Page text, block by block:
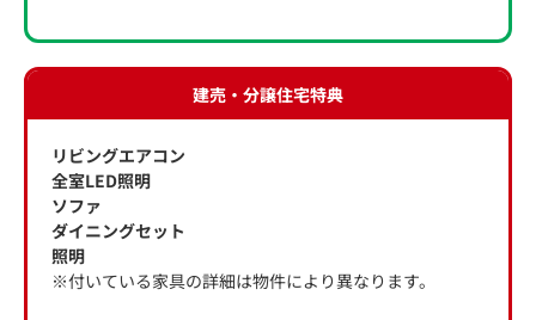
建売・分譲住宅特典
リビングエアコン
全室LED照明
ソファ
ダイニングセット
照明
※付いている家具の詳細は物件により異なります。